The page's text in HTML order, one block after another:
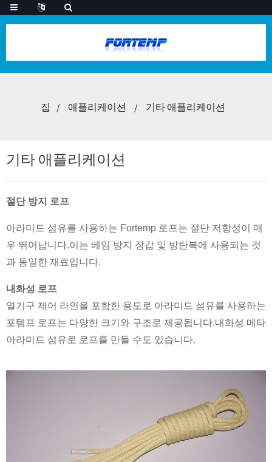
집 애플리케이션 기타 애플리케이션
기타 애플리케이션
절단 방지 로프
아라미드 섬유를 사용하는 Fortemp 로프는 절단 저항성이 매
우 뛰어납니다.이는 베임 방지 장갑 및 방탄복에 사용되는 것
과 동일한 재료입니다.
내화성 로프
열기구 제어 라인을 포함한 용도로 아라미드 섬유를 사용하는
포템프 로프는 다양한 크기와 구조로 제공됩니다.내화성 메타
아라미드 섬유로 로프를 만들 수도 있습니다.